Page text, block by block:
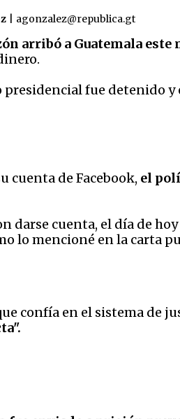
agonzalez@republica.gt
arribó a Guatemala este
fue detenido y
cuenta de Facebook, el
darse cuenta, el día de
lo mencioné en la carta
confía en el sistema de